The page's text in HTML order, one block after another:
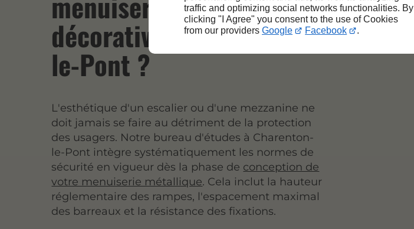
traffic and optimizing social networks functionalities. By
clicking "I Agree" you consent to the use of Cookies
from our providers Google Facebook .
décorative à Charenton-
le-Pont ?
L'esthétique d'un escalier ou d'une mezzanine ne
doit jamais se faire au détriment de la protection
des usagers. Notre bureau d'études à Charenton-
le-Pont intègre systématiquement les normes de
sécurité en vigueur dès la phase de conception de
votre menuiserie métallique. Cela inclut la hauteur
réglementaire des rampes, l'espacement maximal
des barreaux et la résistance des fixations.